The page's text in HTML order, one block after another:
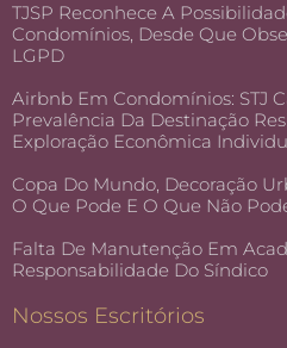
TJSP Reconhece A
Condomínios, Desde Que
LGPD
Airbnb Em Condomínios: STJ
Prevalência Da Destinação
Exploração Econômica
Copa Do Mundo, Decoração
O Que Pode E O Que Não
Falta De Manutenção Em
Responsabilidade Do Síndico
Nossos Escritórios